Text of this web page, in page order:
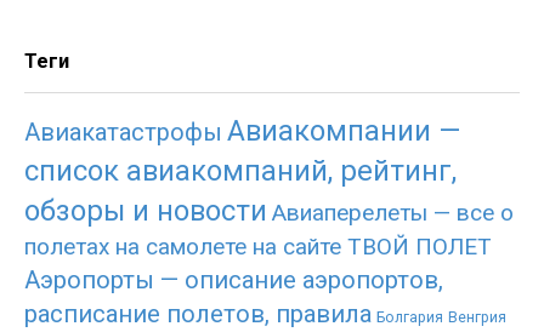
Теги
Авиакатастрофы Авиакомпании —
список авиакомпаний, рейтинг,
обзоры и новости Авиаперелеты — все о
полетах на самолете на сайте ТВОЙ ПОЛЕТ
Аэропорты — описание аэропортов,
расписание полетов, правила Болгария Венгрия